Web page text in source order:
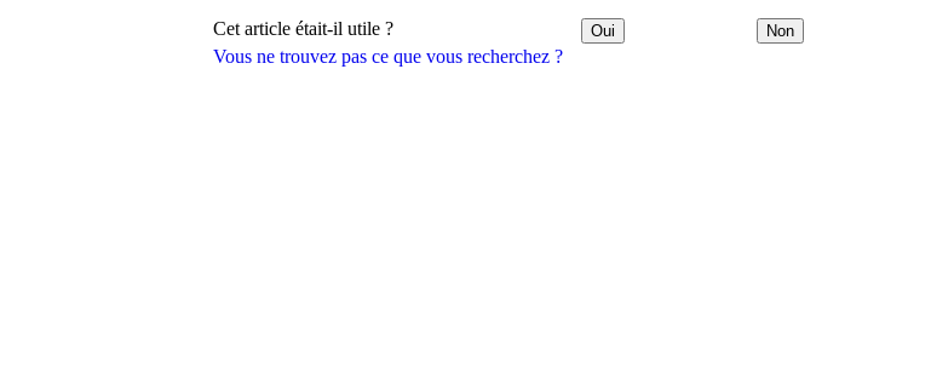
Vous ne trouvez pas ce que vous recherchez ?
Cet article était-il utile ? Oui Non